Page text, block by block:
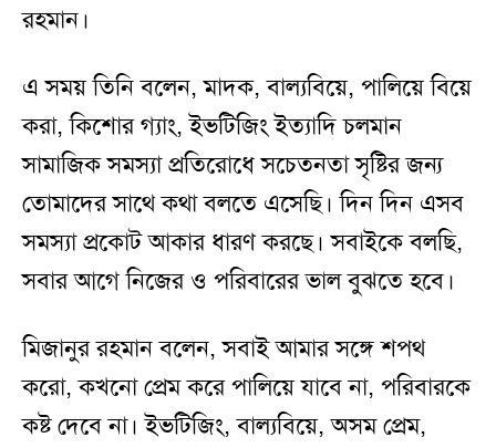
রহমান।
এ সময় তিনি বলেন, মাদক, বাল্যবিয়ে, পালিয়ে বিয়ে
করা, কিশোর গ্যাং, ইভটিজিং ইত্যাদি চলমান
সামাজিক সমস্যা প্রতিরোধে সচেতনতা সৃষ্টির জন্য
তোমাদের সাথে কথা বলতে এসেছি। দিন দিন এসব
সমস্যা প্রকোট আকার ধারণ করছে। সবাইকে বলছি,
সবার আগে নিজের ও পরিবারের ভাল বুঝতে হবে।
মিজানুর রহমান বলেন, সবাই আমার সঙ্গে শপথ
করো, কখনো প্রেম করে পালিয়ে যাবে না, পরিবারকে
কষ্ট দেবে না। ইভটিজিং, বাল্যবিয়ে, অসম প্রেম,